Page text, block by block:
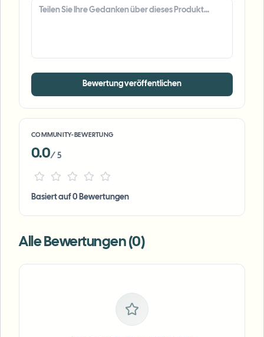
Bewertung veröffentlichen
COMMUNITY-BEWERTUNG
0.0/ 5
Basiert auf 0 Bewertungen
Alle Bewertungen (0)